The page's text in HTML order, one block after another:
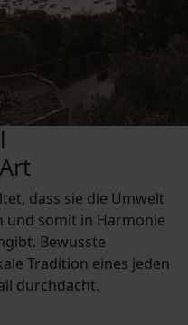
dass sie die Umwelt
und somit in Harmonie
Bewusste
Tradition eines jeden
durchdacht.